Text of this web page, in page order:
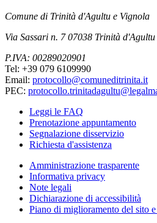
Comune di Trinità d'Agultu e Vignola
Via Sassari n. 7 07038 Trinità
P.IVA: 00289020901
Tel: +39 079 6109990
Email: protocollo@comuneditrinita.it
PEC:
Leggi le FAQ
Prenotazione appuntamento
Segnalazione disservizio
Richiesta d'assistenza
Amministrazione trasparente
Informativa privacy
Note legali
Dichiarazione di accessibilità
Piano di miglioramento del sito